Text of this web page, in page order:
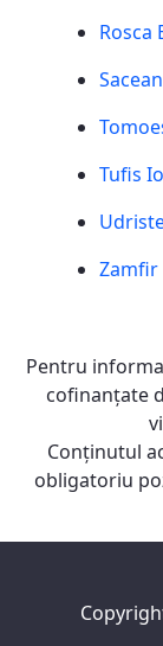
Rosca
Tufis
Zamfir
Pentru
cofinanţate
Conţinutul
obligatoriu